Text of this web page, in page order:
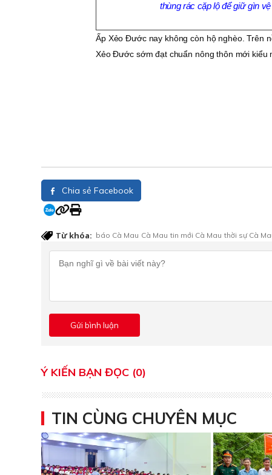
thùng rác cặp lộ để giữ gìn
Ấp Xẻo Ðước nay không còn hộ nghèo. Trên
Xẻo Ðước sớm đạt chuẩn nông thôn mới kiểu
Chia sẻ Facebook
Từ khóa: báo Cà Mau Cà Mau tin mới Cà Mau thời sự Cà
Ý KIẾN BẠN ĐỌC (0)
TIN CÙNG CHUYÊN MỤC